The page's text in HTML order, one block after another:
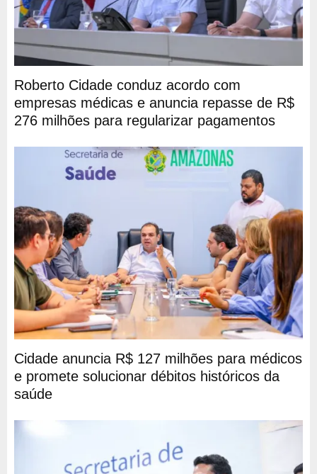
Roberto Cidade conduz acordo com
empresas médicas e anuncia repasse de R$
276 milhões para regularizar pagamentos
Cidade anuncia R$ 127 milhões para médicos
e promete solucionar débitos históricos da
saúde